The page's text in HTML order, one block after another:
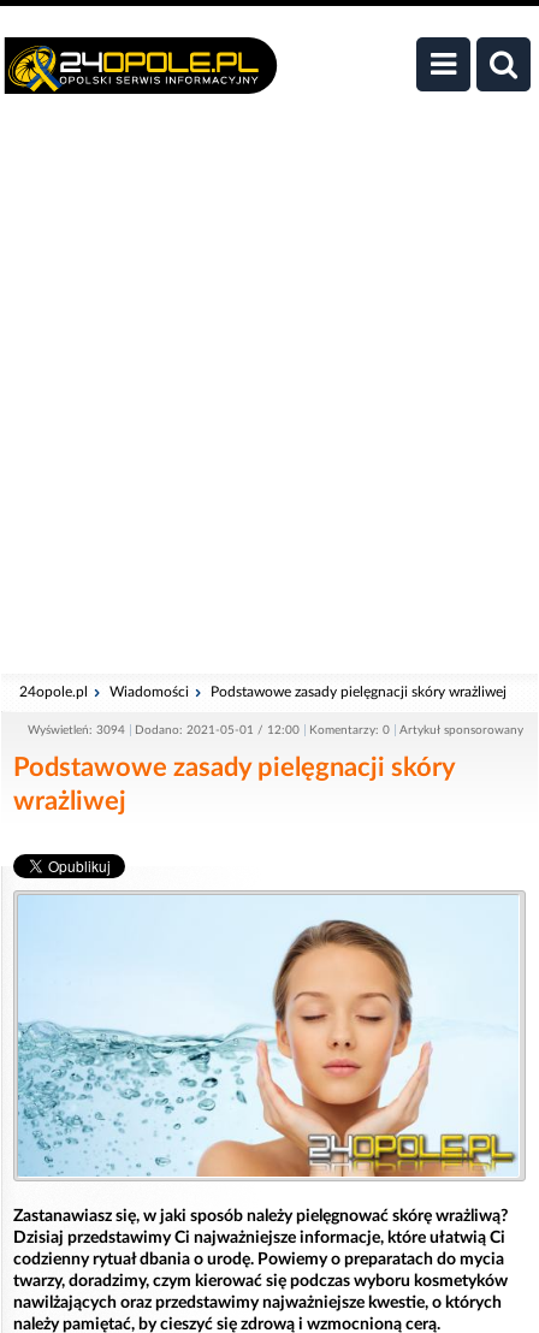
24opole.pl Wiadomości Podstawowe zasady pielęgnacji skóry wrażliwej
Wyświetleń: 3094 Dodano: 2021-05-01 / 12:00 Komentarzy: 0 Artykuł sponsorowany
Podstawowe zasady pielęgnacji skóry
wrażliwej
Zastanawiasz się, w jaki sposób należy pielęgnować skórę wrażliwą?
Dzisiaj przedstawimy Ci najważniejsze informacje, które ułatwią Ci
codzienny rytuał dbania o urodę. Powiemy o preparatach do mycia
twarzy, doradzimy, czym kierować się podczas wyboru kosmetyków
nawilżających oraz przedstawimy najważniejsze kwestie, o których
należy pamiętać, by cieszyć się zdrową i wzmocnioną cerą.